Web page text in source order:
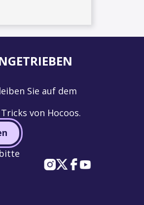
Sie auf dem
von Hocoos.